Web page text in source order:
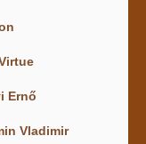
Ernő
Vladimir